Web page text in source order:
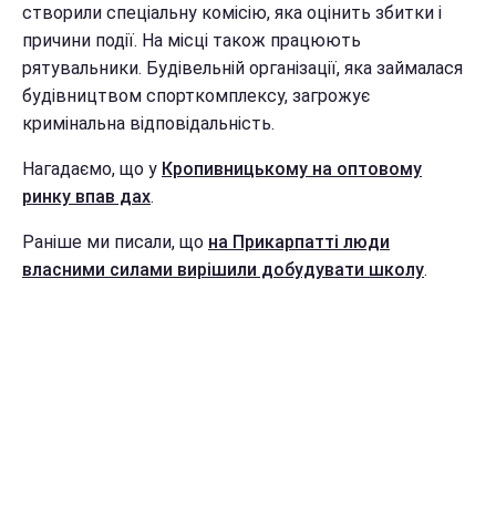
створили спеціальну комісію, яка оцінить збитки і
причини події. На місці також працюють
рятувальники. Будівельній організації, яка займалася
будівництвом спорткомплексу, загрожує
кримінальна відповідальність.
Нагадаємо, що у Кропивницькому на оптовому
ринку впав дах.
Раніше ми писали, що на Прикарпатті люди
власними силами вирішили добудувати школу.